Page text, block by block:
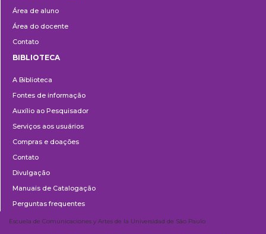
Área de aluno
Área do docente
Contato
BIBLIOTECA
A Biblioteca
Fontes de informação
Auxílio ao Pesquisador
Serviços aos usuários
Compras e doações
Contato
Divulgação
Manuais de Catalogação
Perguntas frequentes
Escuela de Comunicaciones y Artes de la Universidad de São Paulo